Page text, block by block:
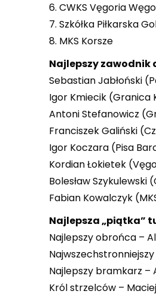
6. CWKS Vęgoria
7. Szkółka Piłkarska
8. MKS Korsze
Najlepszy zawodnik
Sebastian Jabłoński
Igor Kmiecik (Granica
Antoni Stefanowicz
Franciszek Galiński
Igor Koczara (Pisa
Kordian Łokietek
Bolesław Szykulewski
Fabian Kowalczyk
Najlepsza „piątka”
Najlepszy obrońca –
Najlepszy bramkarz –
Król strzelców –